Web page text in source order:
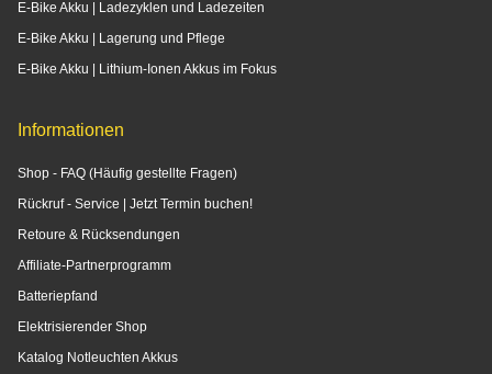
E-Bike Akku | Ladezyklen und Ladezeiten
E-Bike Akku | Lagerung und Pflege
E-Bike Akku | Lithium-Ionen Akkus im Fokus
Informationen
Shop - FAQ (Häufig gestellte Fragen)
Rückruf - Service | Jetzt Termin buchen!
Retoure & Rücksendungen
Affiliate-Partnerprogramm
Batteriepfand
Elektrisierender Shop
Katalog Notleuchten Akkus